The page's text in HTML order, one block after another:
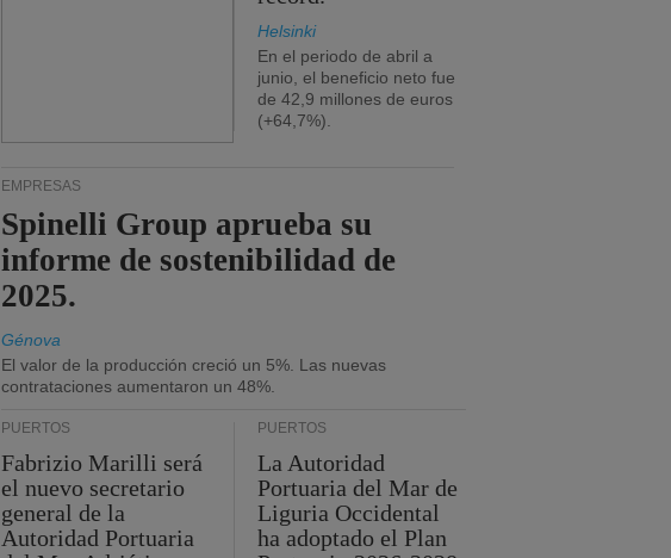
Helsinki
En el periodo de abril a
junio, el beneficio neto fue
de 42,9 millones de euros
(+64,7%).
EMPRESAS
Spinelli Group aprueba su
informe de sostenibilidad de
2025.
Génova
El valor de la producción creció un 5%. Las nuevas
contrataciones aumentaron un 48%.
PUERTOS
Fabrizio Marilli será
el nuevo secretario
general de la
Autoridad Portuaria
PUERTOS
La Autoridad
Portuaria del Mar de
Liguria Occidental
ha adoptado el Plan